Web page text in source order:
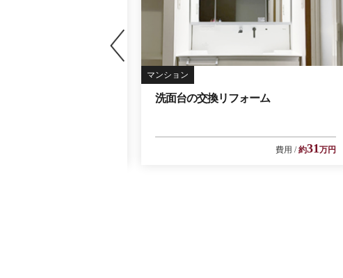
マンション
洗面台の交換リフォーム
費用 約31 万円